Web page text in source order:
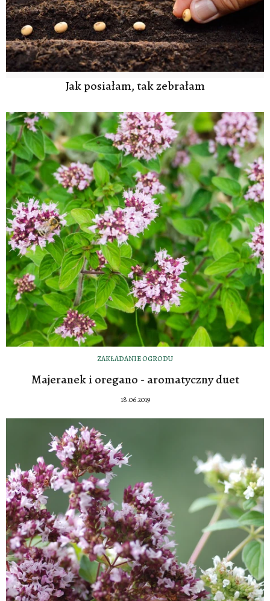
Jak posiałam, tak zebrałam
ZAKŁADANIE OGRODU
Majeranek i oregano - aromatyczny duet
18.06.2019